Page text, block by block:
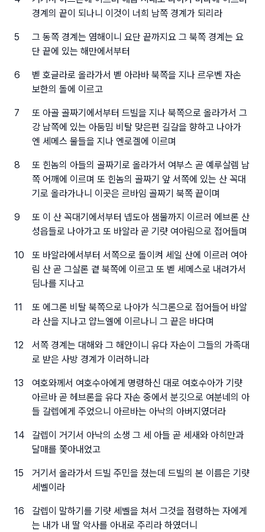
경계의 끝이 되나니 이것이 너희 남쪽 경계가 되리라
5
그 동쪽 경계는 염해이니 요단 끝까지요 그 북쪽 경계는 요
단 끝에 있는 해만에서부터
6
벧 호글라로 올라가서 벧 아라바 북쪽을 지나 르우벤 자손
보한의 돌에 이르고
7
또 아골 골짜기에서부터 드빌을 지나 북쪽으로 올라가서 그
강 남쪽에 있는 아둠밈 비탈 맞은편 길갈을 향하고 나아가
엔 세메스 물들을 지나 엔로겔에 이르며
8
또 힌놈의 아들의 골짜기로 올라가서 여부스 곧 예루살렘 남
쪽 어깨에 이르며 또 힌놈의 골짜기 앞 서쪽에 있는 산 꼭대
기로 올라가나니 이곳은 르바임 골짜기 북쪽 끝이며
9
또 이 산 꼭대기에서부터 넵도아 샘물까지 이르러 에브론 산
성읍들로 나아가고 또 바알라 곧 기럇 여아림으로 접어들며
10
또 바알라에서부터 서쪽으로 돌이켜 세일 산에 이르러 여아
림 산 곧 그살론 곁 북쪽에 이르고 또 벧 세메스로 내려가서
딤나를 지나고
11
또 에그론 비탈 북쪽으로 나아가 식그론으로 접어들어 바알
라 산을 지나고 얍느엘에 이르나니 그 끝은 바다며
12
서쪽 경계는 대해와 그 해안이니 유다 자손이 그들의 가족대
로 받은 사방 경계가 이러하니라
13
여호와께서 여호수아에게 명령하신 대로 여호수아가 기럇
아르바 곧 헤브론을 유다 자손 중에서 분깃으로 여분네의 아
들 갈렙에게 주었으니 아르바는 아낙의 아버지였더라
14
갈렙이 거기서 아낙의 소생 그 세 아들 곧 세새와 아히만과
달매를 쫓아내었고
15
거기서 올라가서 드빌 주민을 쳤는데 드빌의 본 이름은 기럇
세벨이라
16
갈렙이 말하기를 기럇 세벨을 쳐서 그것을 점령하는 자에게
는 내가 내 딸 악사를 아내로 주리라 하였더니